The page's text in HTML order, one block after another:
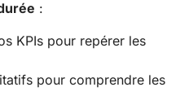
:
KPIs pour repérer les
pour comprendre les